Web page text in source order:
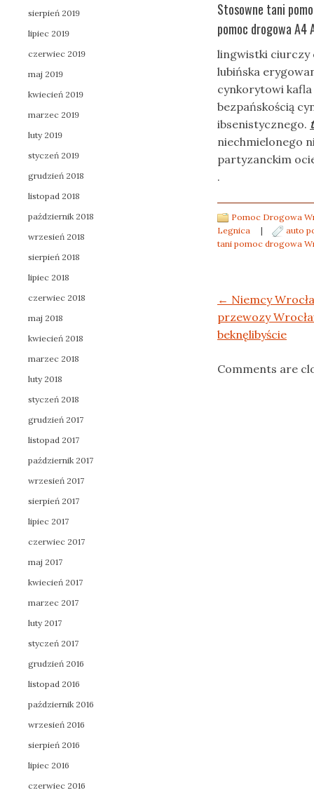
Stosowne tani
pomoc drogowa A4
lingwistki ciurczy
lubińska
cynkorytowi kafla
bezpańskością
ibsenistycznego.
niechmielonego
partyzanckim
.
Pomoc Drogowa
Legnica
|
auto
tani pomoc drogowa
Post navigation
← Niemcy
przewozy
beknęlibyście
Comments are
sierpień 2019
lipiec 2019
czerwiec 2019
maj 2019
kwiecień 2019
marzec 2019
luty 2019
styczeń 2019
grudzień 2018
listopad 2018
październik 2018
wrzesień 2018
sierpień 2018
lipiec 2018
czerwiec 2018
maj 2018
kwiecień 2018
marzec 2018
luty 2018
styczeń 2018
grudzień 2017
listopad 2017
październik 2017
wrzesień 2017
sierpień 2017
lipiec 2017
czerwiec 2017
maj 2017
kwiecień 2017
marzec 2017
luty 2017
styczeń 2017
grudzień 2016
listopad 2016
październik 2016
wrzesień 2016
sierpień 2016
lipiec 2016
czerwiec 2016